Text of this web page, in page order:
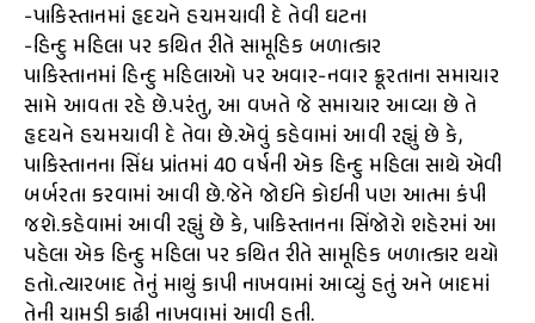
-પાકિસ્તાનમાં હૃદયને હચમચાવી દે તેવી ઘટના
-હિન્દુ મહિલા પર કથિત રીતે સામૂહિક બળાત્કાર
પાકિસ્તાનમાં હિન્દુ મહિલાઓ પર અવાર-નવાર ક્રૂરતાના સમાચાર
સામે આવતા રહે છે.પરંતુ, આ વખતે જે સમાચાર આવ્યા છે તે
હૃદયને હચમચાવી દે તેવા છે.એવું કહેવામાં આવી રહ્યું છે કે,
પાકિસ્તાનના સિંધ પ્રાંતમાં 40 વર્ષની એક હિન્દુ મહિલા સાથે એવી
બર્બરતા કરવામાં આવી છે.જેને જોઈને કોઈની પણ આત્મા કંપી
જશે.કહેવામાં આવી રહ્યું છે કે, પાકિસ્તાનના સિંજોરો શહેરમાં આ
પહેલા એક હિન્દુ મહિલા પર કથિત રીતે સામૂહિક બળાત્કાર થયો
હતો.ત્યારબાદ તેનું માથું કાપી નાખવામાં આવ્યું હતું અને બાદમાં
તેની ચામડી કાઢી નાખવામાં આવી હતી.